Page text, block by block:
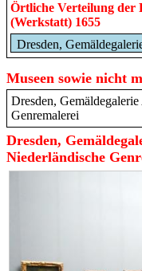
Örtliche Verteilung der
(Werkstatt) 1655
Dresden,
Museen sowie nicht
Dresden,
Genremalerei
Dresden,
Niederländische